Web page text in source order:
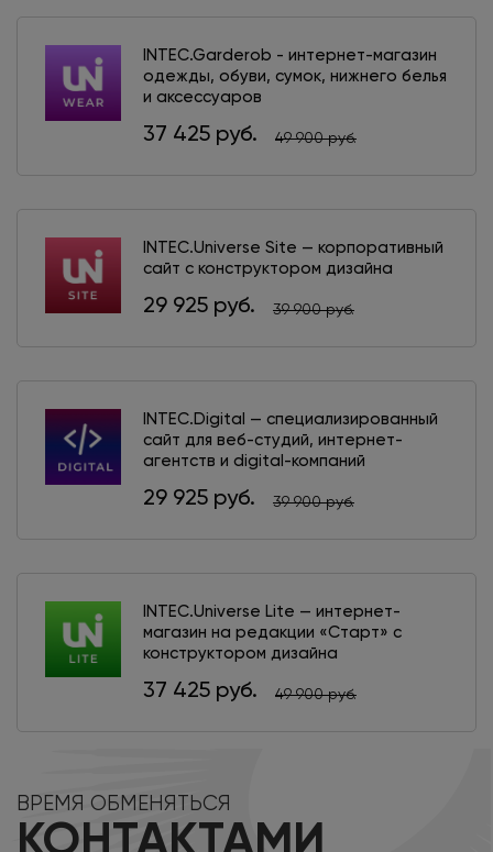
INTEC.Garderob - интернет-магазин
одежды, обуви, сумок, нижнего белья
и аксессуаров
37 425 руб. 49 900 руб.
INTEC.Universe Site — корпоративный
сайт с конструктором дизайна
29 925 руб. 39 900 руб.
INTEC.Digital — специализированный
сайт для веб-студий, интернет-
агентств и digital-компаний
29 925 руб. 39 900 руб.
INTEC.Universe Lite — интернет-
магазин на редакции «Старт» с
конструктором дизайна
37 425 руб. 49 900 руб.
ВРЕМЯ ОБМЕНЯТЬСЯ
КОНТАКТАМИ